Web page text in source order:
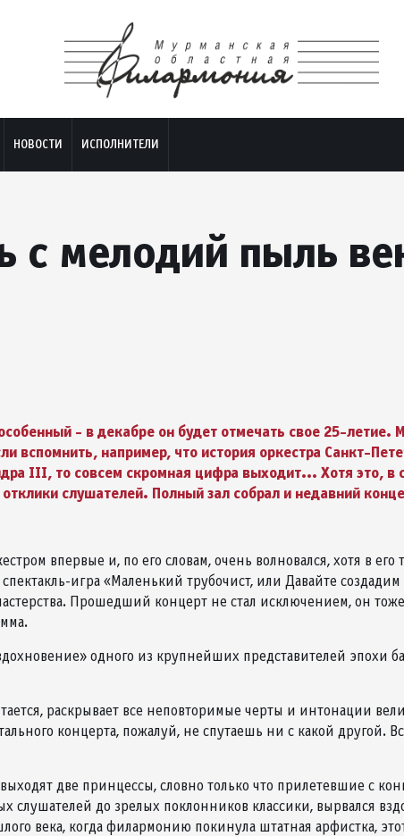
НОВОСТИ ИСПОЛНИТЕЛИ
с мелодий пыль
- в декабре он будет отмечать свое 25-летие.
например, что история оркестра Санкт-
III, то совсем скромная цифра выходит... Хотя это,
слушателей. Полный зал собрал и недавний
впервые и, по его словам, очень волновался, хотя в
игра «Маленький трубочист, или Давайте
Прошедший концерт не стал исключением, он
одного из крупнейших представителей эпохи
раскрывает все неповторимые черты и интонации
концерта, пожалуй, не спутаешь ни с какой другой.
две принцессы, словно только что прилетевшие с
слушателей до зрелых поклонников классики, вырвался
века, когда филармонию покинула штатная арфистка,